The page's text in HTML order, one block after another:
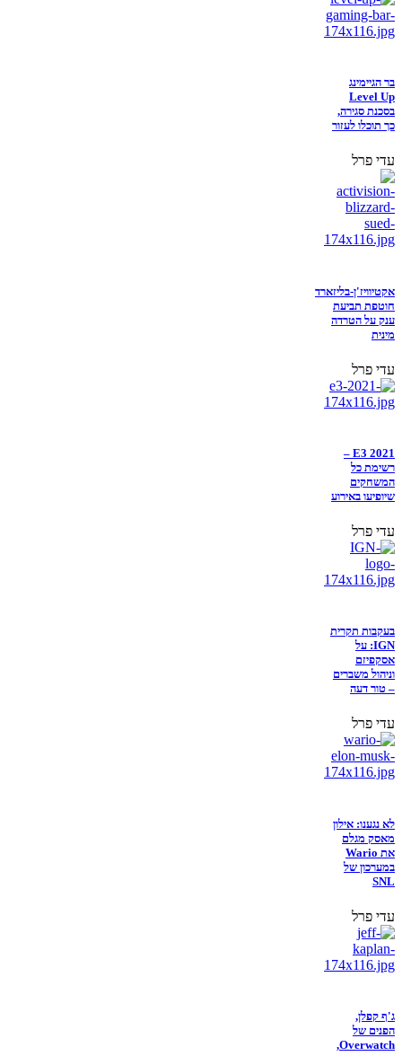
בר הגיימינג
Level Up
בסכנת סגירה,
כך תוכלו לעזור
עדי פרל
אקטיוויז'ן-בליזארד
חוטפת תביעת
ענק על הטרדה
מינית
עדי פרל
E3 2021 –
רשימת כל
המשחקים
שיופיעו באירוע
עדי פרל
בעקבות תקרית
IGN: על
אסקפיזם
וניהול משברים
– טור דעה
עדי פרל
לא נגענו: אילון
מאסק מגלם
את Wario
במערכון של
SNL
עדי פרל
ג'ף קפלן,
הפנים של
Overwatch,